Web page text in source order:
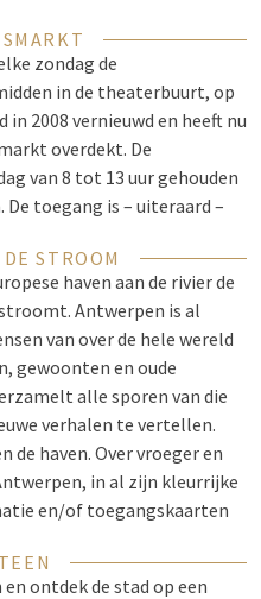
zondag de
in de theaterbuurt, op
2008 vernieuwd en heeft nu
overdekt. De
van 8 tot 13 uur gehouden
toegang is – uiteraard –
STROOM
haven aan de rivier de
Antwerpen is al
van over de hele wereld
gewoonten en oude
alle sporen van die
verhalen te vertellen.
de haven. Over vroeger en
in al zijn kleurrijke
en/of toegangskaarten
ontdek de stad op een